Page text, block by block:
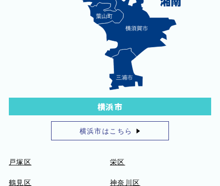
横浜市
横浜市はこちら
戸塚区 栄区
鶴見区 神奈川区